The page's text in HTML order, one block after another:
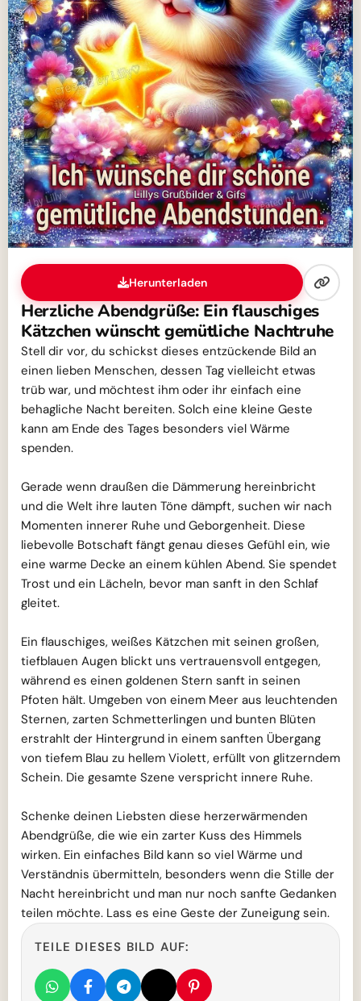
Herunterladen
Herzliche Abendgrüße: Ein flauschiges
Kätzchen wünscht gemütliche Nachtruhe
Stell dir vor, du schickst dieses entzückende Bild an
einen lieben Menschen, dessen Tag vielleicht etwas
trüb war, und möchtest ihm oder ihr einfach eine
behagliche Nacht bereiten. Solch eine kleine Geste
kann am Ende des Tages besonders viel Wärme
spenden.
Gerade wenn draußen die Dämmerung hereinbricht
und die Welt ihre lauten Töne dämpft, suchen wir nach
Momenten innerer Ruhe und Geborgenheit. Diese
liebevolle Botschaft fängt genau dieses Gefühl ein, wie
eine warme Decke an einem kühlen Abend. Sie spendet
Trost und ein Lächeln, bevor man sanft in den Schlaf
gleitet.
Ein flauschiges, weißes Kätzchen mit seinen großen,
tiefblauen Augen blickt uns vertrauensvoll entgegen,
während es einen goldenen Stern sanft in seinen
Pfoten hält. Umgeben von einem Meer aus leuchtenden
Sternen, zarten Schmetterlingen und bunten Blüten
erstrahlt der Hintergrund in einem sanften Übergang
von tiefem Blau zu hellem Violett, erfüllt von glitzerndem
Schein. Die gesamte Szene verspricht innere Ruhe.
Schenke deinen Liebsten diese herzerwärmenden
Abendgrüße, die wie ein zarter Kuss des Himmels
wirken. Ein einfaches Bild kann so viel Wärme und
Verständnis übermitteln, besonders wenn die Stille der
Nacht hereinbricht und man nur noch sanfte Gedanken
teilen möchte. Lass es eine Geste der Zuneigung sein.
TEILE DIESES BILD AUF: